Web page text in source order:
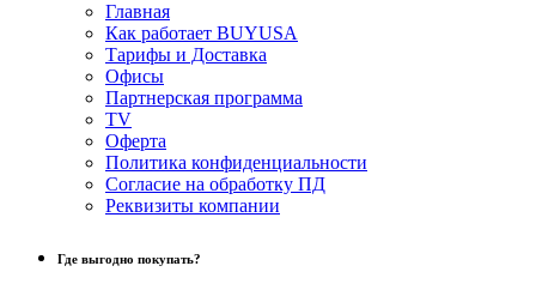
Главная
Как работает BUYUSA
Тарифы и Доставка
Офисы
Партнерская программа
TV
Оферта
Политика конфиденциальности
Согласие на обработку ПД
Реквизиты компании
Где выгодно покупать?